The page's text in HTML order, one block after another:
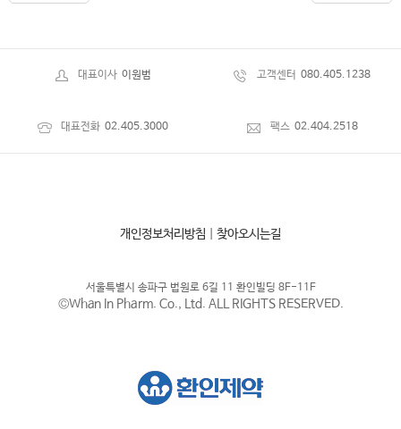
대표이사 이원범 고객센터 080.405.1238
대표전화 02.405.3000 팩스 02.404.2518
개인정보처리방침 찾아오시는길
서울특별시 송파구 법원로 6길 11 환인빌딩 8F-11F
©Whan In Pharm. Co., Ltd. ALL RIGHTS RESERVED.